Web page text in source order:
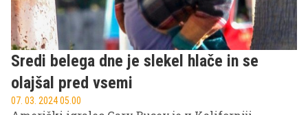
Sredi belega dne je slekel hlače in se
olajšal pred vsemi
07. 03. 2024 05.00